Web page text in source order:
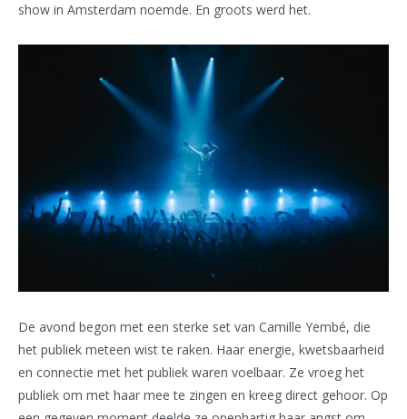
show in Amsterdam noemde. En groots werd het.
De avond begon met een sterke set van Camille Yembé, die
het publiek meteen wist te raken. Haar energie, kwetsbaarheid
en connectie met het publiek waren voelbaar. Ze vroeg het
publiek om met haar mee te zingen en kreeg direct gehoor. Op